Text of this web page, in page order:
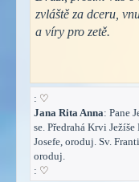
zvláště za dceru,
a víry pro zetě.
: ♡
Jana Rita Anna: Pane
se. Předrahá Krvi
Josefe, oroduj. Sv.
oroduj.
: ♡